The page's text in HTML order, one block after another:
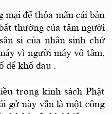
để thỏa mãn cái bản
thường của tâm người
si của nhân sinh chứ
vì người máy vô tâm,
để khổ đau .
trong kinh sách Phật
gở này vẫn là một công